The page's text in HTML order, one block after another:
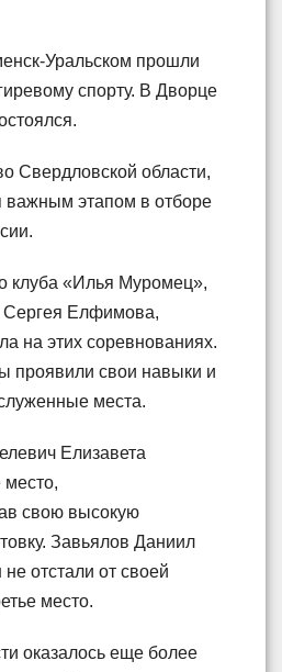
Уральском прошли
спорту. В Дворце
Свердловской области,
важным этапом в отборе
клуба «Илья Муромец»,
Сергея Елфимова,
на этих соревнованиях.
проявили свои навыки и
места.
Елизавета
место,
свою высокую
Завьялов Даниил
отстали от своей
место.
оказалось еще более